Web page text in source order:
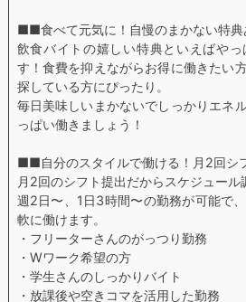
■■食べて元気に！自慢のまかない特典
飲食バイトの嬉しい特典といえばや
す！食費を抑えながらお得に働きたい
探している方にぴったり。
毎日美味しいまかないでしっかりエネ
っぱい働きましょう！
■■自分のスタイルで働ける！月2回シ
月2回のシフト提出だからスケジュール
週2日〜、1日3時間〜の勤務が可能で
軟に働けます。
・フリーターさんのがっつり勤務
・Wワーク希望の方
・学生さんのしっかりバイト
・放課後や空きコマを活用した勤務